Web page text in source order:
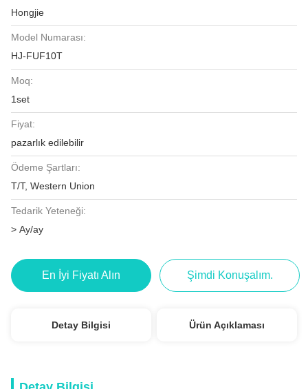
Hongjie
Model Numarası:
HJ-FUF10T
Moq:
1set
Fiyat:
pazarlık edilebilir
Ödeme Şartları:
T/T, Western Union
Tedarik Yeteneği:
> Ay/ay
En İyi Fiyatı Alın Şimdi Konuşalım.
Detay Bilgisi Ürün Açıklaması